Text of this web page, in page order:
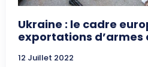
Ukraine : le cadre
exportations d’armes
12 Juillet 2022